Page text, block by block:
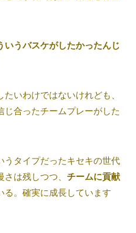
いうバスケがしたかったんじ
いわけではないけれども、
合ったチームプレーがした
うタイプだったキセキの世代
は残しつつ、 チームに貢献
る。確実に成長しています